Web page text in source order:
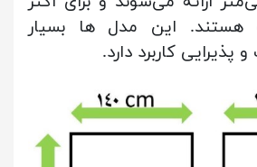
هستند. این مدل ها بسیار
کاربرد دارد.